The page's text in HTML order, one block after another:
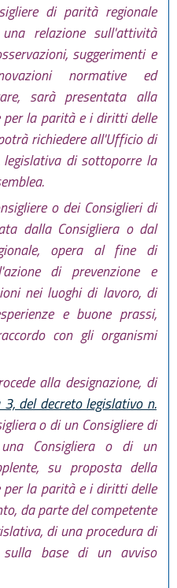
di parità regionale
relazione sull'attività
suggerimenti e
normative ed
sarà presentata alla
per la parità e i diritti delle
richiedere all'Ufficio di
legislativa di sottoporre la
o dei Consiglieri di
dalla Consigliera o dal
opera al fine di
di prevenzione e
nei luoghi di lavoro, di
e buone prassi,
con gli organismi
alla designazione, di
del decreto legislativo n.
o di un Consigliere di
Consigliera o di un
su proposta della
per la parità e i diritti delle
da parte del competente
di una procedura di
sulla base di un avviso